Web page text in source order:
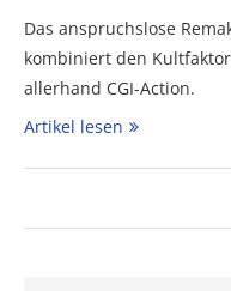
Das anspruchslose
kombiniert den
allerhand CGI-Action.
Artikel lesen